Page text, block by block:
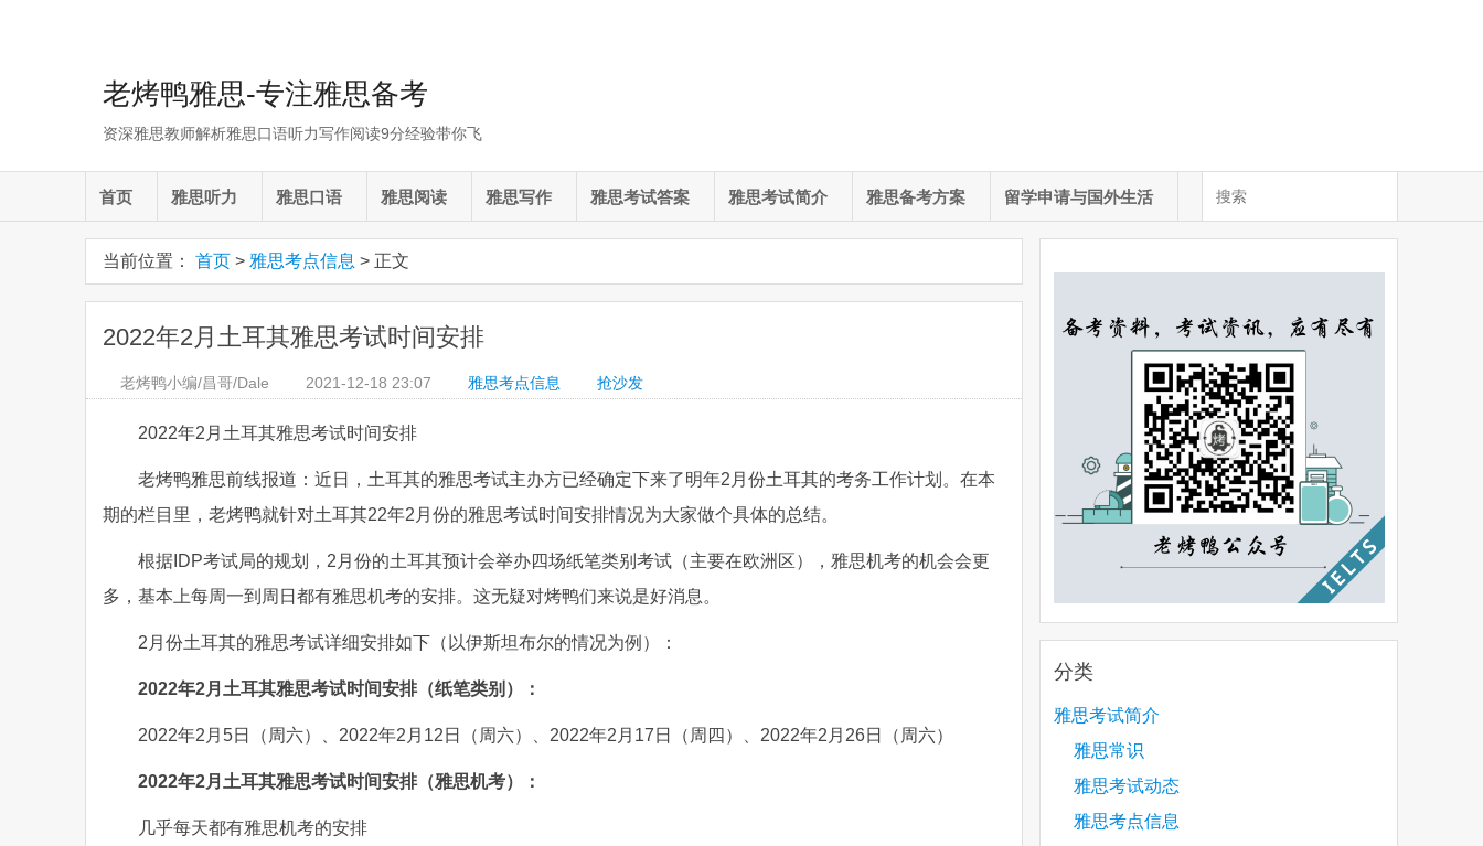
老烤鸭雅思-专注雅思备考
资深雅思教师解析雅思口语听力写作阅读9分经验带你飞
首页 雅思听力 雅思口语 雅思阅读 雅思写作 雅思考试答案 雅思考试简介 雅思备考方案 留学申请与国外生活
当前位置： 首页 > 雅思考点信息 > 正文
2022年2月土耳其雅思考试时间安排
老烤鸭小编/昌哥/Dale 2021-12-18 23:07 雅思考点信息 抢沙发
2022年2月土耳其雅思考试时间安排
老烤鸭雅思前线报道：近日，土耳其的雅思考试主办方已经确定下来了明年2月份土耳其的考务工作计划。在本
期的栏目里，老烤鸭就针对土耳其22年2月份的雅思考试时间安排情况为大家做个具体的总结。
根据IDP考试局的规划，2月份的土耳其预计会举办四场纸笔类别考试（主要在欧洲区），雅思机考的机会会更
多，基本上每周一到周日都有雅思机考的安排。这无疑对烤鸭们来说是好消息。
2月份土耳其的雅思考试详细安排如下（以伊斯坦布尔的情况为例）：
2022年2月土耳其雅思考试时间安排（纸笔类别）：
2022年2月5日（周六）、2022年2月12日（周六）、2022年2月17日（周四）、2022年2月26日（周六）
2022年2月土耳其雅思考试时间安排（雅思机考）：
几乎每天都有雅思机考的安排
分类
雅思考试简介
雅思常识
雅思考试动态
雅思考点信息